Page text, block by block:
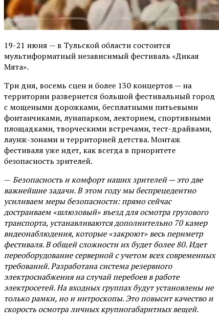
19-21 июня — в Тульской области состоится
мультиформатный независимый фестиваль «Дикая
Мята».
Три дня, восемь сцен и более 130 концертов — на
территории развернется большой фестивальный город
с мощеными дорожками, бесплатными питьевыми
фонтанчиками, лунапарком, лекторием, спортивными
площадками, творческими встречами, тест-драйвами,
лаунж-зонами и территорией детства. Монтаж
фестиваля уже идет, как всегда в приоритете
безопасность зрителей.
— Безопасность и комфорт наших зрителей — это две
важнейшие задачи. В этом году мы беспрецедентно
усиливаем меры безопасности: прямо сейчас
достраиваем «шлюзовый» въезд для осмотра грузового
транспорта, устанавливаются дополнительно 70 камер
видеонаблюдения, которые «закроют» весь периметр
фестиваля. В общей сложности их будет более 80. Идет
переоборудование серверной с учетом всех современных
требований. Разработана система резервного
электроснабжения на случай перебоев в работе
электросетей. На входных группах будут установлены не
только рамки, но и интроскопы. Это повысит качество и
скорость осмотра личных крупногабаритных вещей.